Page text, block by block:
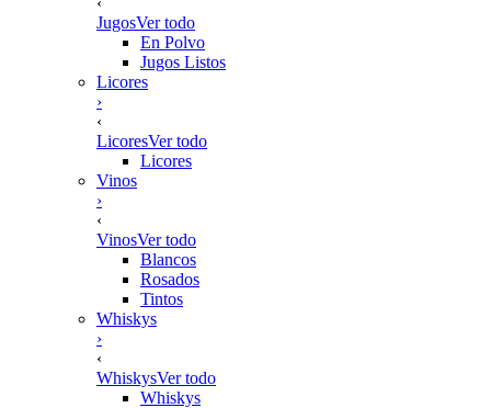
JugosVer todo
En Polvo
Jugos Listos
Licores
›
‹
LicoresVer todo
Licores
Vinos
›
‹
VinosVer todo
Blancos
Rosados
Tintos
Whiskys
›
‹
WhiskysVer todo
Whiskys